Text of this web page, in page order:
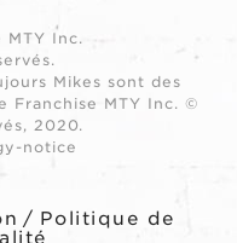
Inc.
Mikes sont des
Franchise MTY Inc. ©
2020.
notice
/ Politique de